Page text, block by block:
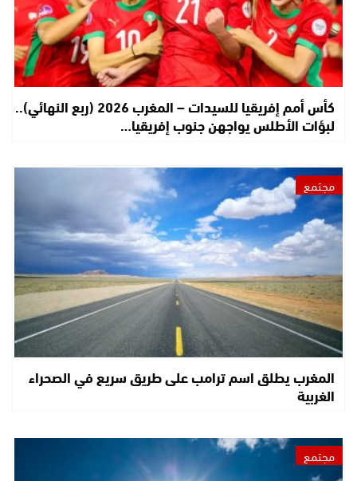
كأس أمم إفريقيا للسيدات – المغرب 2026 (ربع النهائي)..
لبؤات الأطلس يواجهن جنوب إفريقيا…
مجتمع
المغرب يطلق اسم ترامب على طريق سريع في الصحراء
الغربية
مجتمع